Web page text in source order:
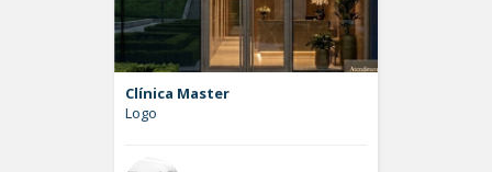
Clínica Master
Logo